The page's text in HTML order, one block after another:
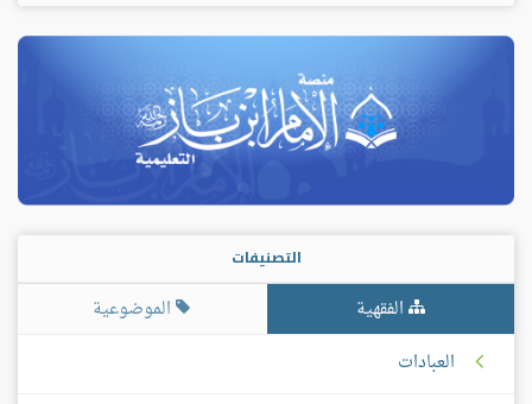
التصنيفات
الفقهية
الموضوعية
العبادات